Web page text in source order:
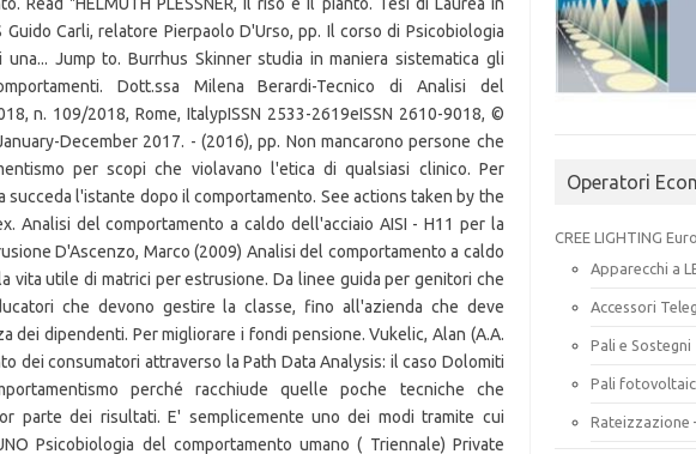
Operatori
CREE LIGHTING
Apparecchi a
Accessori
Pali e Sostegni
Pali
Rateizzazione